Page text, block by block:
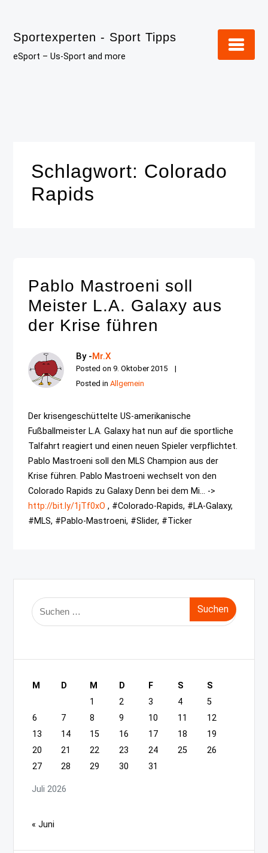
content
Sportexperten - Sport Tipps
eSport – Us-Sport and more
Schlagwort: Colorado
Rapids
Pablo Mastroeni soll
Meister L.A. Galaxy aus
der Krise führen
By -Mr.X
Posted on9. Oktober 2015
Posted inAllgemein
Der krisengeschüttelte US-amerikanische
Fußballmeister L.A. Galaxy hat nun auf die sportliche
Talfahrt reagiert und einen neuen Spieler verpflichtet.
Pablo Mastroeni soll den MLS Champion aus der
Krise führen. Pablo Mastroeni wechselt von den
Colorado Rapids zu Galaxy Denn bei dem Mi... ->
http://bit.ly/1jTf0xO , #Colorado-Rapids, #LA-Galaxy,
#MLS, #Pablo-Mastroeni, #Slider, #Ticker
Suche
nach:
Juli 2026
M D M D F S
S
1
2 3 4
5
6
7 8 9 10 11
12
13
14 15 16 17 18
19
20
21 22 23 24 25
26
27
28 29 30 31
« Juni